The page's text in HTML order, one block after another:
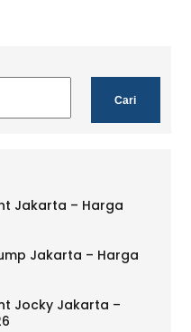
Cari
Jakarta – Harga
Jakarta – Harga
Jocky Jakarta –